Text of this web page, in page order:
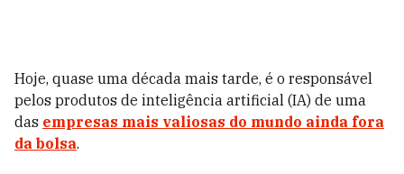
Hoje, quase uma década mais tarde, é o responsável
pelos produtos de inteligência artificial (IA) de uma
das empresas mais valiosas do mundo ainda fora
da bolsa.